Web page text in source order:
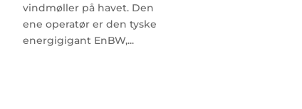
vindmøller på havet. Den
ene operatør er den tyske
energigigant EnBW,...